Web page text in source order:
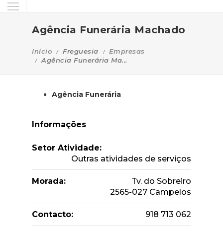
Agência Funerária Machado
Início Freguesia
Empresas
Agência Funerária Ma...
Agência Funerária
Informações
Setor Atividade:
Outras atividades de serviços
Morada:
Tv. do Sobreiro
2565-027 Campelos
Contacto: 918 713 062